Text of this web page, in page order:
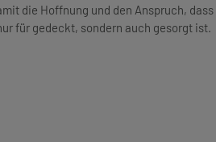
die Hoffnung und den Anspruch, dass
für gedeckt, sondern auch gesorgt ist.